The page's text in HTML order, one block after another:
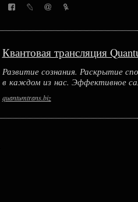
Квантовая трансляция
Развитие сознания. Раскрытие
в каждом из нас. Эффективное
quantumtrans.biz